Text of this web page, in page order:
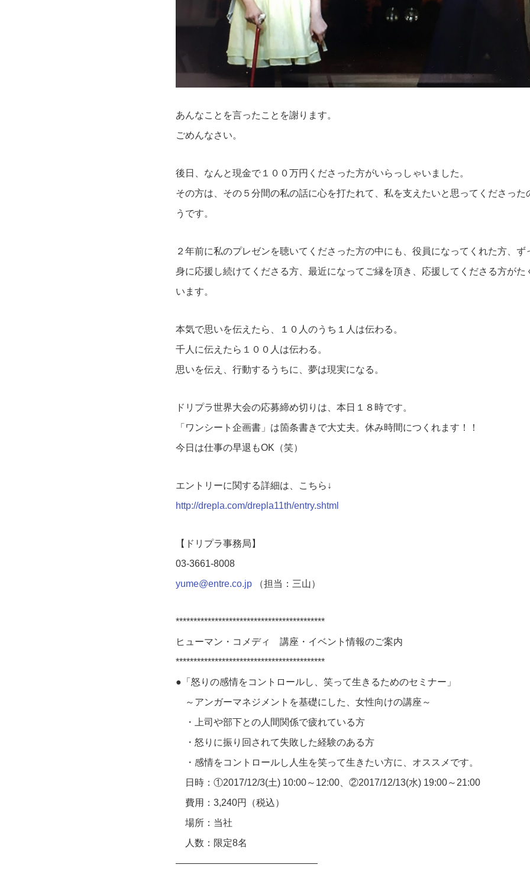
あんなことを言ったことを謝ります。
ごめんなさい。
後日、なんと現金で１００万円くださった方がいらっしゃいました。
その方は、その５分間の私の話に心を打たれて、私を支えたいと思ってくださった
うです。
２年前に私のプレゼンを聴いてくださった方の中にも、役員になってくれた方、ず
身に応援し続けてくださる方、最近になってご縁を頂き、応援してくださる方がた
います。
本気で思いを伝えたら、１０人のうち１人は伝わる。
千人に伝えたら１００人は伝わる。
思いを伝え、行動するうちに、夢は現実になる。
ドリプラ世界大会の応募締め切りは、本日１８時です。
「ワンシート企画書」は箇条書きで大丈夫。休み時間につくれます！！
今日は仕事の早退もOK（笑）
エントリーに関する詳細は、こちら↓
http://drepla.com/drepla11th/entry.shtml
【ドリプラ事務局】
03-3661-8008
yume@entre.co.jp （担当：三山）
******************************************
ヒューマン・コメディ 講座・イベント情報のご案内
******************************************
●「怒りの感情をコントロールし、笑って生きるためのセミナー」
～アンガーマネジメントを基礎にした、女性向けの講座～
・上司や部下との人間関係で疲れている方
・怒りに振り回されて失敗した経験のある方
・感情をコントロールし人生を笑って生きたい方に、オススメです。
日時：①2017/12/3(土) 10:00～12:00、②2017/12/13(水) 19:00～21:00
費用：3,240円（税込）
場所：当社
人数：限定8名
———————————————